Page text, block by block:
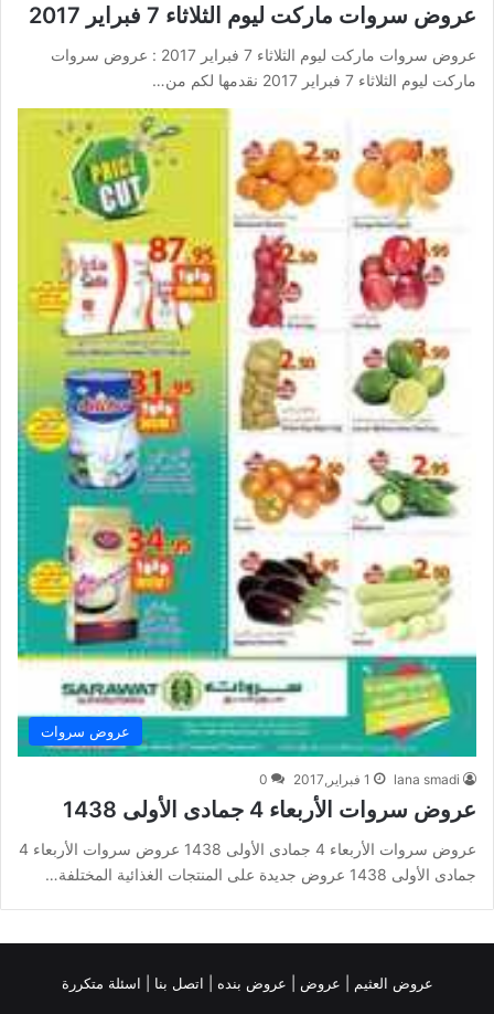
عروض سروات ماركت ليوم الثلاثاء 7 فبراير 2017
عروض سروات ماركت ليوم الثلاثاء 7 فبراير 2017 : عروض سروات
ماركت ليوم الثلاثاء 7 فبراير 2017 نقدمها لكم من…
عروض سروات
lana smadi 1 فبراير,2017 0
عروض سروات الأربعاء 4 جمادى الأولى 1438
عروض سروات الأربعاء 4 جمادى الأولى 1438 عروض سروات الأربعاء 4
جمادى الأولى 1438 عروض جديدة على المنتجات الغذائية المختلفة…
عروض العثيم عروض عروض بنده | اتصل بنا | اسئلة متكررة